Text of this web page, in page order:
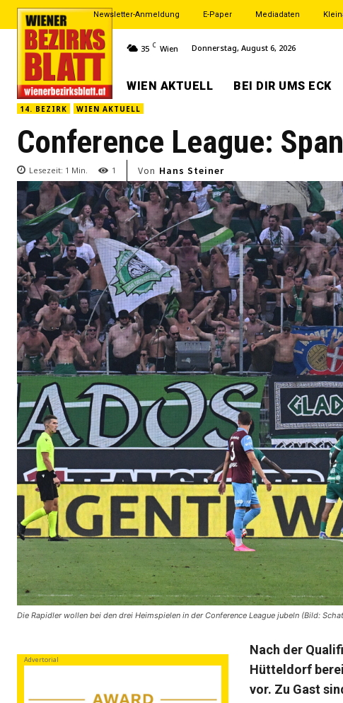
Newsletter-Anmeldung E-Paper Mediadaten
35 C Wien Donnerstag, August 6, 2026
WIEN AKTUELL BEI DIR UMS ECK
14. BEZIRK WIEN AKTUELL
Conference League:
Lesezeit: 1 Min. 1 Von Hans Steiner
Die Rapidler wollen bei den drei Heimspielen in der Conference League jubeln (Bild:
Advertorial
Nach der
Hütteldorf
vor. Zu Gast